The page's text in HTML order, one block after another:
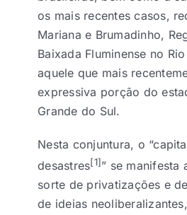
os mais recentes casos,
Mariana e Brumadinho,
Baixada Fluminense no
aquele que mais
expressiva porção do
Grande do Sul.
Nesta conjuntura, o
desastres[1]” se manifesta
sorte de privatizações e
de ideias